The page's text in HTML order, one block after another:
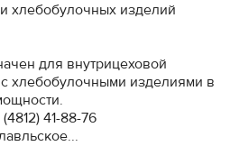
хлебобулочных изделий
для внутрицеховой
хлебобулочными изделиями в
41-88-76